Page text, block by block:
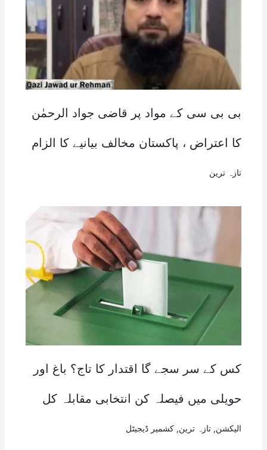
بی بی سی کے مواد پر قاضی جواد الرحمٰن
کا اعتراض ، پاکستان مخالف بیانیے کا الزام
تازہ ترین
کس کے سر سجے گا اقتدار کا تاج؟ باغ اور
حویلی میں فیصلہ کن انتخابی مقابلہ کل
الیکشن تازہ ترین کشمیر ڈیجیٹل